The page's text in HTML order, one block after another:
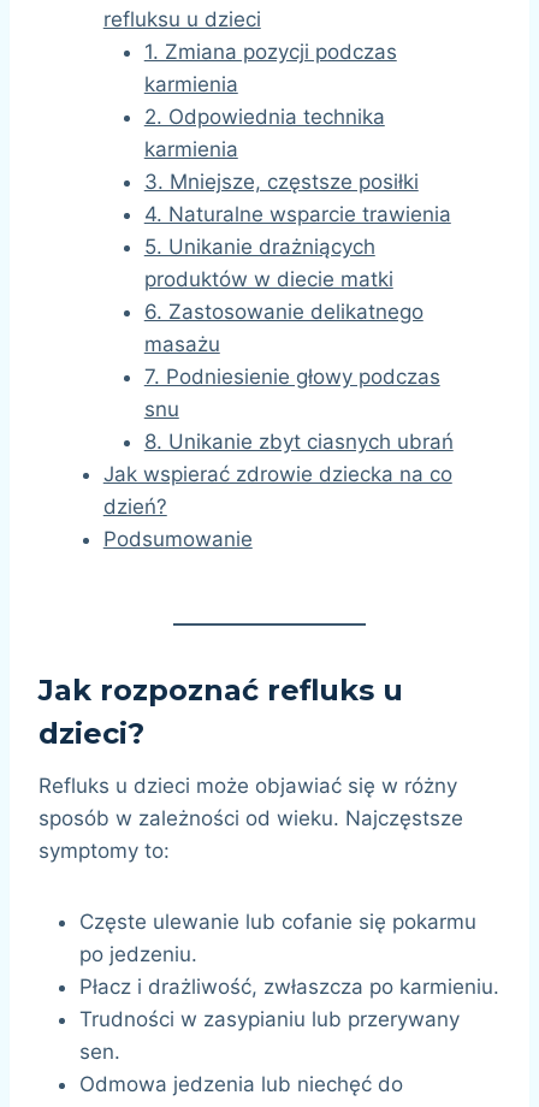
refluksu u dzieci
1. Zmiana pozycji podczas
karmienia
2. Odpowiednia technika
karmienia
3. Mniejsze, częstsze posiłki
4. Naturalne wsparcie trawienia
5. Unikanie drażniących
produktów w diecie matki
6. Zastosowanie delikatnego
masażu
7. Podniesienie głowy podczas
snu
8. Unikanie zbyt ciasnych ubrań
Jak wspierać zdrowie dziecka na co
dzień?
Podsumowanie
Jak rozpoznać refluks u
dzieci?
Refluks u dzieci może objawiać się w różny
sposób w zależności od wieku. Najczęstsze
symptomy to:
Częste ulewanie lub cofanie się pokarmu
po jedzeniu.
Płacz i drażliwość, zwłaszcza po karmieniu.
Trudności w zasypianiu lub przerywany
sen.
Odmowa jedzenia lub niechęć do